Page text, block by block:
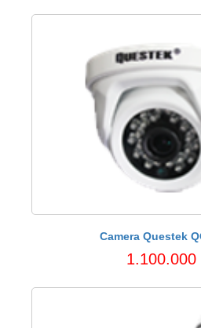
Camera Questek
1.100.000